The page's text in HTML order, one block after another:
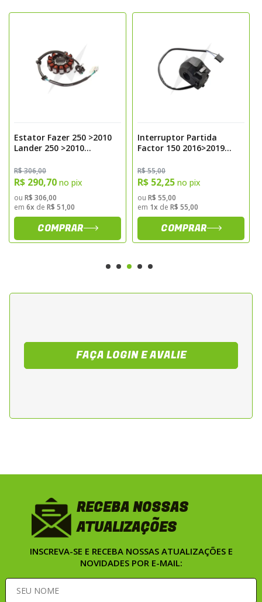
• Acionamento eletrico preciso, garantindo
resposta imediata ao comando de partida
• Reposicao direta do interruptor original,
Aplicacao Recomendada
Indicado para substituicao do interruptor
original em casos de falhas no acionamento
da partida, desgaste mecanico ou perda de
condutividade do componente. Essencial
para restaurar o funcionamento confiavel
do sistema eletrico da Yamaha Fazer 250.
preventivas do sistema eletrico, garantindo
padronizacao, funcionamento correto e
Estator Fazer 250 >2010
Lander 250 >2010
R$ 306,00
R$ 290,70 no pix
ou R$ 306,00
em 6x de R$ 51,00
COMPRAR
Interruptor Partida
Factor 150 2016>2019
Magnetron
R$ 55,00
R$ 52,25 no pix
ou R$ 55,00
em 1x de R$ 55,00
COMPRAR
FAÇA LOGIN E AVALIE
RECEBA NOSSAS
ATUALIZAÇÕES
INSCREVA-SE E RECEBA NOSSAS ATUALIZAÇÕES E
NOVIDADES POR E-MAIL: